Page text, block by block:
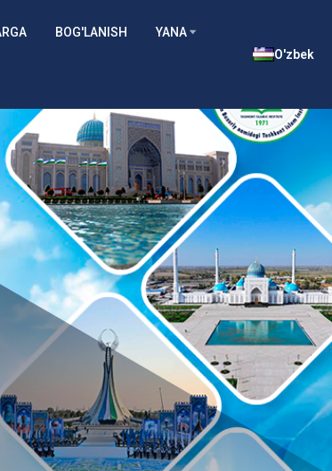
BOG'LANISH YANA
O'zbek